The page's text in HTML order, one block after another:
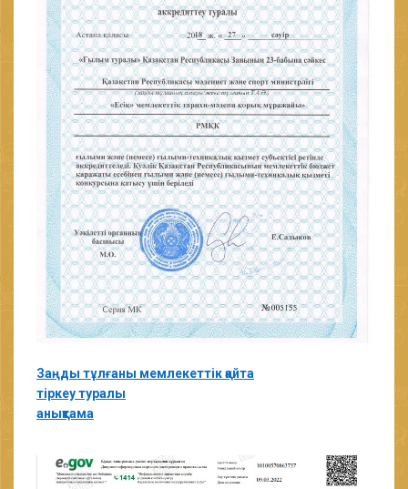
Заңды тұлғаны мемлекеттік қайта
тiркеу туралы
анықтама